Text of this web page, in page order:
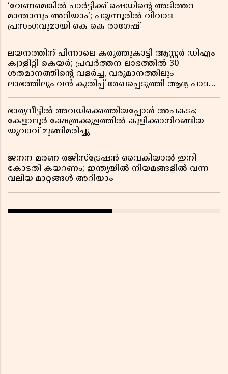
‘വേണമെങ്കിൽ പാർട്ടിക്ക് ഷെഡിൻ്റെ അടിത്തറ
മാന്താനും അറിയാം’; പയ്യന്നൂരിൽ വിവാദ
പ്രസംഗവുമായി കെ കെ രാഗേഷ്
ലയനത്തിന് പിന്നാലെ കരുത്തുകാട്ടി ആസ്റ്റർ ഡിഎം
ക്വാളിറ്റി കെയർ; പ്രവർത്തന ലാഭത്തിൽ 30
ശതമാനത്തിൻ്റെ വളർച്ച, വരുമാനത്തിലും
ലാഭത്തിലും വൻ കുതിപ്പ് രേഖപ്പെടുത്തി ആദ്യ പാദ
ഭാര്യവീട്ടിൽ അവധിക്കെത്തിയപ്പോൾ അപകടം;
കേളാലൂർ ക്ഷേത്രക്കുളത്തിൽ കുളിക്കാനിറങ്ങിയ
യുവാവ് മുങ്ങിമരിച്ചു
ജനന-മരണ രജിസ്ട്രേഷൻ വൈകിയാൽ ഇനി
കോടതി കയറണം; ഇന്ത്യയിൽ നിയമങ്ങളിൽ വന്ന
വലിയ മാറ്റങ്ങൾ അറിയാം